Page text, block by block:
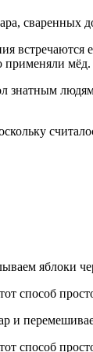
применяли мёд.
знатным
яблоки